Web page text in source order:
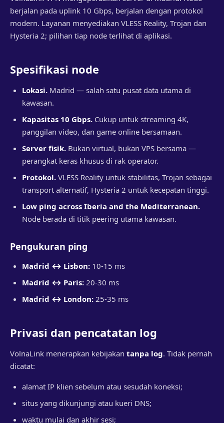
berjalan pada uplink 10 Gbps, berjalan dengan protokol
modern. Layanan menyediakan VLESS Reality, Trojan dan
Hysteria 2; pilihan tiap node terlihat di aplikasi.
Spesifikasi node
Lokasi. Madrid — salah satu pusat data utama di
kawasan.
Kapasitas 10 Gbps. Cukup untuk streaming 4K,
panggilan video, dan game online bersamaan.
Server fisik. Bukan virtual, bukan VPS bersama —
perangkat keras khusus di rak operator.
Protokol. VLESS Reality untuk stabilitas, Trojan sebagai
transport alternatif, Hysteria 2 untuk kecepatan tinggi.
Low ping across Iberia and the Mediterranean.
Node berada di titik peering utama kawasan.
Pengukuran ping
Madrid ↔ Lisbon: 10-15 ms
Madrid ↔ Paris: 20-30 ms
Madrid ↔ London: 25-35 ms
Privasi dan pencatatan log
VolnaLink menerapkan kebijakan tanpa log. Tidak pernah
dicatat:
alamat IP klien sebelum atau sesudah koneksi;
situs yang dikunjungi atau kueri DNS;
waktu mulai dan akhir sesi;